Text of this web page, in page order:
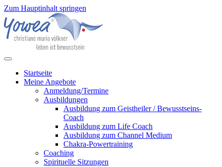
Zum Hauptinhalt springen
Startseite
Meine Angebote
Anmeldung/Termine
Ausbildungen
Ausbildung zum Geistheiler / Bewusstseins-
Coach
Ausbildung zum Life Coach
Ausbildung zum Channel Medium
Chakra-Powertraining
Coaching
Spirituelle Sitzungen